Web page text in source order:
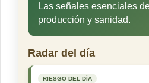
Las señales esenciales
producción y sanidad.
Radar del día
RIESGO DEL DÍA